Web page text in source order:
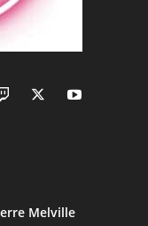
Melville